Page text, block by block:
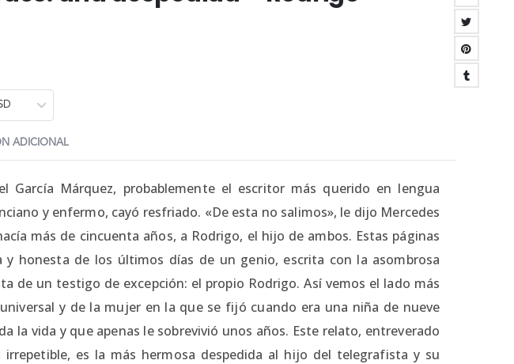
ADICIONAL
García Márquez, probablemente el escritor más querido en lengua
y enfermo, cayó resfriado. «De esta no salimos», le dijo Mercedes
más de cincuenta años, a Rodrigo, el hijo de ambos. Estas páginas
y honesta de los últimos días de un genio, escrita con la asombrosa
de un testigo de excepción: el propio Rodrigo. Así vemos el lado más
y de la mujer en la que se fijó cuando era una niña de nueve
la vida y que apenas le sobrevivió unos años. Este relato, entreverado
irrepetible, es la más hermosa despedida al hijo del telegrafista y su